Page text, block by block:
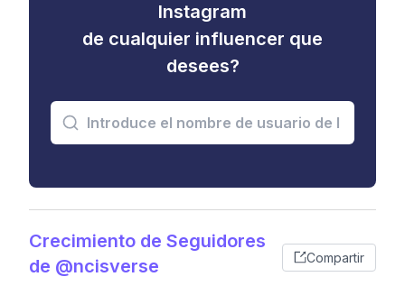
Instagram
de cualquier influencer que
desees?
Crecimiento de Seguidores
de @ncisverse
Compartir